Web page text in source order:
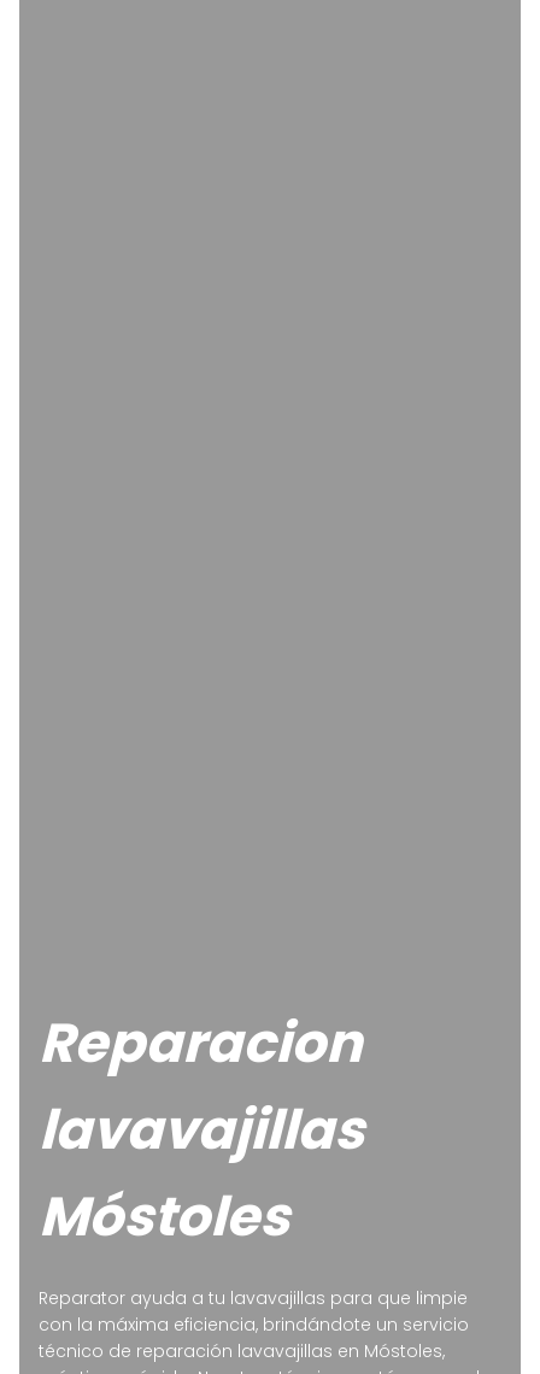
Reparacion
lavavajillas
Móstoles
Reparator ayuda a tu lavavajillas para que limpie
con la máxima eficiencia, brindándote un servicio
técnico de reparación lavavajillas en Móstoles,